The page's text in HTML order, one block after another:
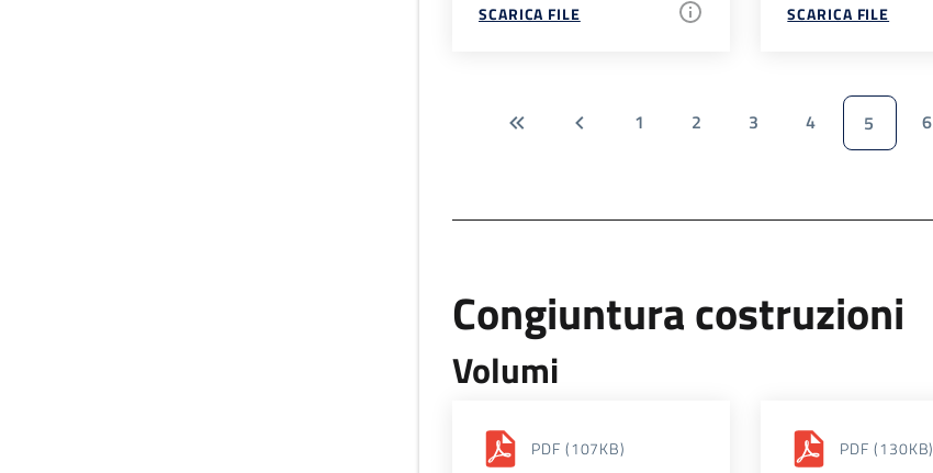
SCARICA FILE SCARICA FILE
1 2 3 4 5 6
Congiuntura costruzioni
Volumi
PDF (107KB) PDF (130KB)